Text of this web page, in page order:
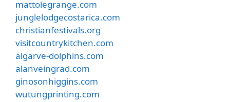
mattolegrange.com
junglelodgecostarica.com
christianfestivals.org
visitcountrykitchen.com
algarve-dolphins.com
alanveingrad.com
ginosonhiggins.com
wutungprinting.com